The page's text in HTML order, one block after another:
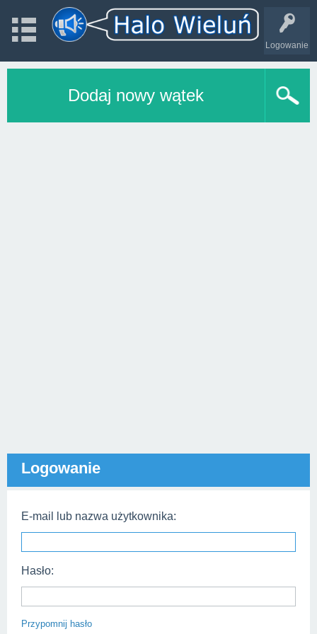
Logowanie
Dodaj nowy wątek
Logowanie
E-mail lub nazwa użytkownika:
Hasło:
Przypomnij hasło